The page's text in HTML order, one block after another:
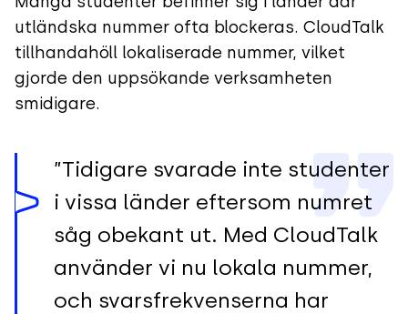
utländska nummer ofta blockeras. CloudTalk
tillhandahöll lokaliserade nummer, vilket
gjorde den uppsökande verksamheten
smidigare.
”Tidigare svarade inte studenter
i vissa länder eftersom numret
såg obekant ut. Med CloudTalk
använder vi nu lokala nummer,
och svarsfrekvenserna har